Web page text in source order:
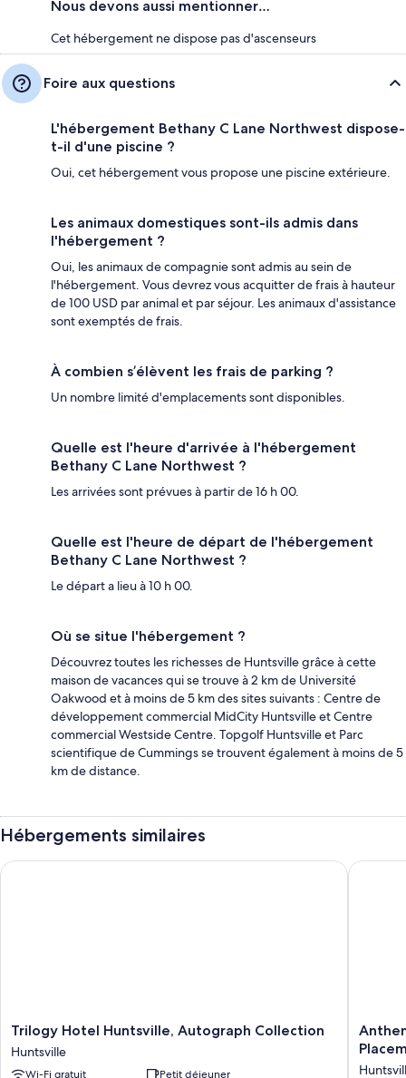
Nous devons aussi mentionner…
Cet hébergement ne dispose pas d'ascenseurs
Foire aux questions
L'hébergement Bethany C Lane Northwest dispose-
t-il d'une piscine ?
Oui, cet hébergement vous propose une piscine extérieure.
Les animaux domestiques sont-ils admis dans
l'hébergement ?
Oui, les animaux de compagnie sont admis au sein de
l'hébergement. Vous devrez vous acquitter de frais à hauteur
de 100 USD par animal et par séjour. Les animaux d'assistance
sont exemptés de frais.
À combien s’élèvent les frais de parking ?
Un nombre limité d'emplacements sont disponibles.
Quelle est l'heure d'arrivée à l'hébergement
Bethany C Lane Northwest ?
Les arrivées sont prévues à partir de 16 h 00.
Quelle est l'heure de départ de l'hébergement
Bethany C Lane Northwest ?
Le départ a lieu à 10 h 00.
Où se situe l'hébergement ?
Découvrez toutes les richesses de Huntsville grâce à cette
maison de vacances qui se trouve à 2 km de Université
Oakwood et à moins de 5 km des sites suivants : Centre de
développement commercial MidCity Huntsville et Centre
commercial Westside Centre. Topgolf Huntsville et Parc
scientifique de Cummings se trouvent également à moins de 5
km de distance.
Hébergements similaires
Trilogy
Hotel
Huntsville,
Trilogy Hotel Huntsville, Autograph Collection
Huntsville
Wi-Fi gratuit Petit déjeuner
Trilogy Hotel Huntsville, Autograph Collection
Anthem
House
Anthem